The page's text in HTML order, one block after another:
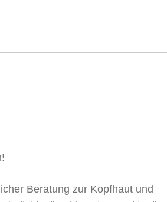
Beratung zur Kopfhaut und